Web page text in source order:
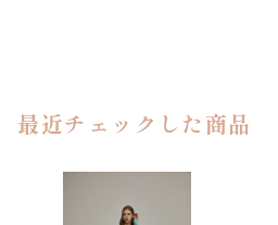
最近チェックした商品